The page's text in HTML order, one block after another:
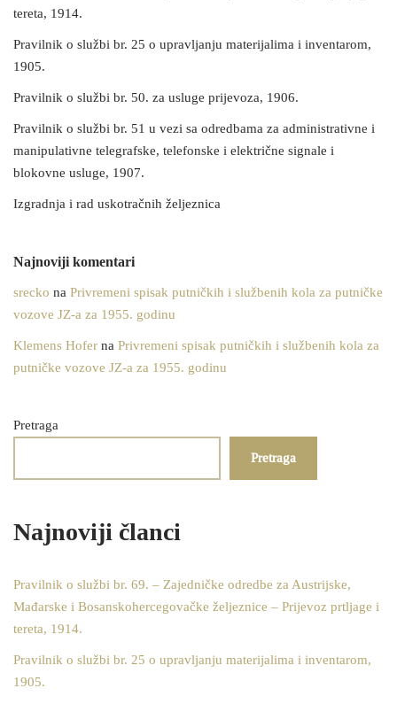
tereta, 1914.
Pravilnik o službi br. 25 o upravljanju materijalima i inventarom,
1905.
Pravilnik o službi br. 50. za usluge prijevoza, 1906.
Pravilnik o službi br. 51 u vezi sa odredbama za administrativne i
manipulativne telegrafske, telefonske i električne signale i
blokovne usluge, 1907.
Izgradnja i rad uskotračnih željeznica
Najnoviji komentari
srecko na Privremeni spisak putničkih i službenih kola za putničke
vozove JZ-a za 1955. godinu
Klemens Hofer na Privremeni spisak putničkih i službenih kola za
putničke vozove JZ-a za 1955. godinu
Pretraga
Pretraga
Najnoviji članci
Pravilnik o službi br. 69. – Zajedničke odredbe za Austrijske,
Mađarske i Bosanskohercegovačke željeznice – Prijevoz prtljage i
tereta, 1914.
Pravilnik o službi br. 25 o upravljanju materijalima i inventarom,
1905.